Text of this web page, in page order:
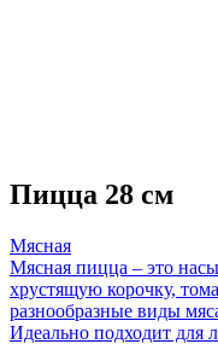
Пицца 28 см
Мясная
Мясная пицца – это
хрустящую корочку,
разнообразные виды
Идеально подходит для